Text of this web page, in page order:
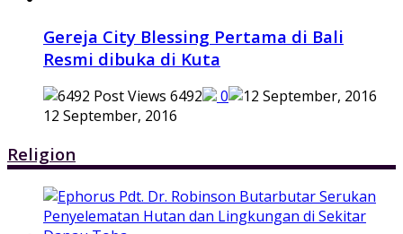
Gereja City Blessing Pertama di Bali
Resmi dibuka di Kuta
6492
0
12 September, 2016
Religion